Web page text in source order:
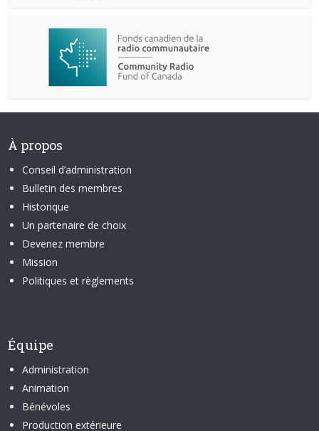
À propos
Conseil d’administration
Bulletin des membres
Historique
Un partenaire de choix
Devenez membre
Mission
Politiques et règlements
Équipe
Administration
Animation
Bénévoles
Production extérieure